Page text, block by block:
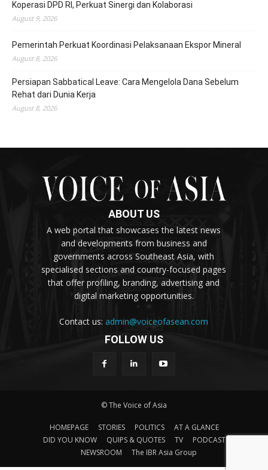
Koperasi DPD RI, Perkuat Sinergi dan Kolaborasi
August 9, 2026
Pemerintah Perkuat Koordinasi Pelaksanaan Ekspor Mineral
August 8, 2026
Persiapan Sabbatical Leave: Cara Mengelola Dana Sebelum
Rehat dari Dunia Kerja
August 8, 2026
ABOUT US
A web portal that showcases the latest news
and developments from business and
governments across Southeast Asia, with
specialised sections and country-focused pages
that offer profiling, branding, advertising and
digital marketing opportunities.
Contact us:admin@voiceofasean.com
FOLLOW US
© The Voice of Asia
HOMEPAGE STORIES POLITICS
AT A GLANCE
DID YOU KNOW
QUIPS & QUOTES TV
PODCAST
NEWSROOM
The IBR Asia Group